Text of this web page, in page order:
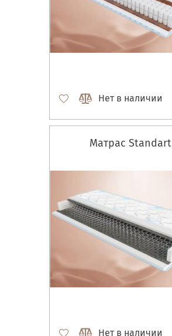
Нет в наличии
Матрас Standart
Нет в наличии